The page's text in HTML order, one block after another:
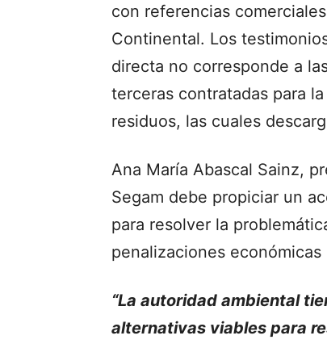
con referencias
Continental. Los
directa no corresponde a
terceras contratadas para
residuos, las cuales
Ana María Abascal Sainz,
Segam debe propiciar un
para resolver la
penalizaciones
“La autoridad ambiental
alternativas viables para